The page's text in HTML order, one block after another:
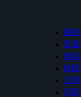
墨槍
恆溫
無鉛
無鋒
玉潤
冠冕